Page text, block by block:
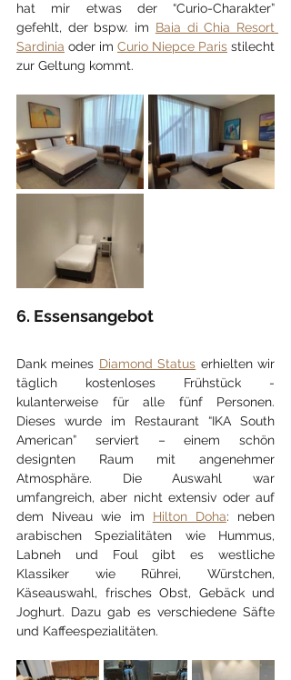
hat mir etwas der “Curio-Charakter”
gefehlt, der bspw. im Baia di Chia Resort
Sardinia oder im Curio Niepce Paris stilecht
zur Geltung kommt.
6. Essensangebot
Dank meines Diamond Status erhielten wir
täglich kostenloses Frühstück -
kulanterweise für alle fünf Personen.
Dieses wurde im Restaurant “IKA South
American” serviert – einem schön
designten Raum mit angenehmer
Atmosphäre. Die Auswahl war
umfangreich, aber nicht extensiv oder auf
dem Niveau wie im Hilton Doha: neben
arabischen Spezialitäten wie Hummus,
Labneh und Foul gibt es westliche
Klassiker wie Rührei, Würstchen,
Käseauswahl, frisches Obst, Gebäck und
Joghurt. Dazu gab es verschiedene Säfte
und Kaffeespezialitäten.